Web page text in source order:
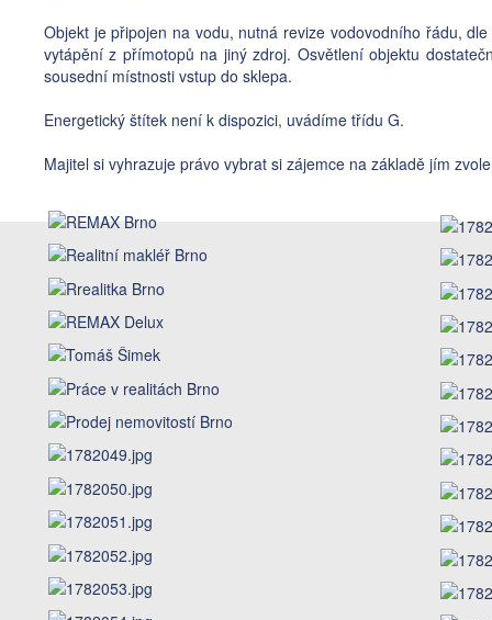
Objekt je připojen na vodu, nutná revize vodovodního řádu,
vytápění z přímotopů na jiný zdroj. Osvětlení objektu
sousední místnosti vstup do sklepa.
Energetický štítek není k dispozici, uvádíme třídu G.
Majitel si vyhrazuje právo vybrat si zájemce na základě jím